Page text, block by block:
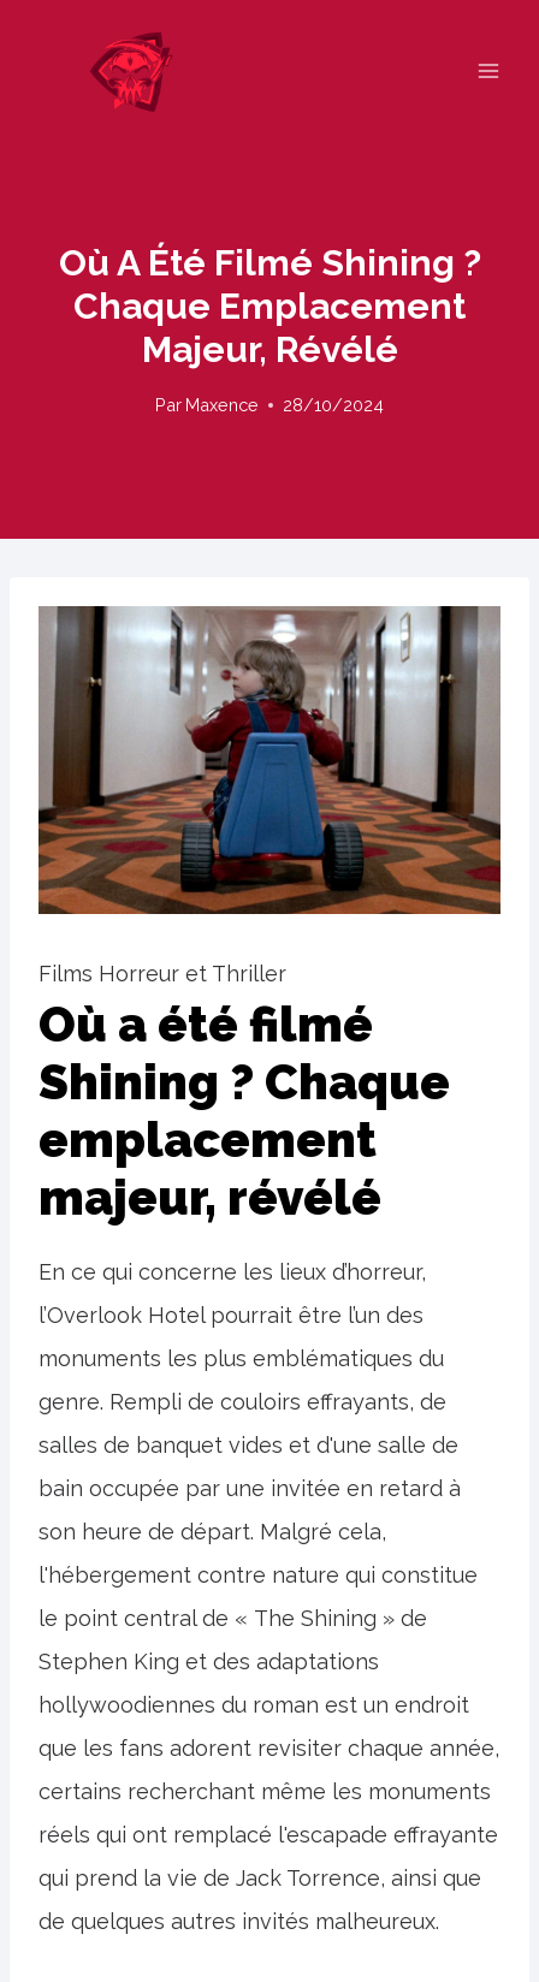
Où A Été Filmé Shining ?
Chaque Emplacement
Majeur, Révélé
Par Maxence 28/10/2024
Films Horreur et Thriller
Où a été filmé
Shining ? Chaque
emplacement
majeur, révélé
En ce qui concerne les lieux d’horreur,
l’Overlook Hotel pourrait être l’un des
monuments les plus emblématiques du
genre. Rempli de couloirs effrayants, de
salles de banquet vides et d'une salle de
bain occupée par une invitée en retard à
son heure de départ. Malgré cela,
l'hébergement contre nature qui constitue
le point central de « The Shining » de
Stephen King et des adaptations
hollywoodiennes du roman est un endroit
que les fans adorent revisiter chaque année,
certains recherchant même les monuments
réels qui ont remplacé l'escapade effrayante
qui prend la vie de Jack Torrence, ainsi que
de quelques autres invités malheureux.